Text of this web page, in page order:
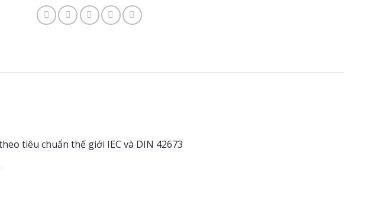
tiêu chuẩn thế giới IEC và DIN 42673